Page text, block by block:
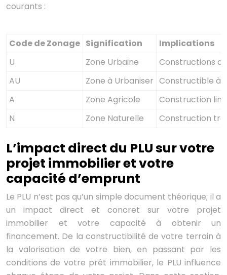
courants :
Code de Zonage Signification
Implications
U
Zone Urbaine
Constructions
AU
Zone à Urbaniser Constructible à
A
Zone Agricole
Construction
N
Zone Naturelle Construction
L’impact direct du PLU sur votre
projet immobilier et votre
capacité d’emprunt
Le PLU n’est pas qu’un simple document théorique; il a
un impact direct et concret sur votre projet
immobilier et votre capacité à obtenir un
financement. De la constructibilité de votre terrain à
la valorisation de votre bien, en passant par les
conditions de votre prêt immobilier, le PLU influence